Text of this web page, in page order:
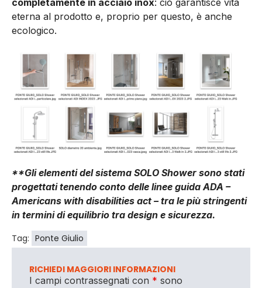
completamente in acciaio inox: ciò garantisce vita
eterna al prodotto e, proprio per questo, è anche
ecologico.
**Gli elementi del sistema SOLO Shower sono stati
progettati tenendo conto delle linee guida ADA –
Americans with disabilities act – tra le più stringenti
in termini di equilibrio tra design e sicurezza.
Tag: Ponte Giulio
RICHIEDI MAGGIORI INFORMAZIONI
I campi contrassegnati con * sono